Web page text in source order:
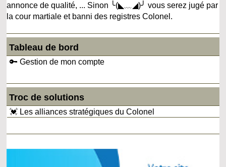
annonce de qualité, ... Sinon ╰(◣﹏◢)╯ vous serez jugé par
la cour martiale et banni des registres Colonel.
Tableau de bord
🔑 Gestion de mon compte
Troc de solutions
💓 Les alliances stratégiques du Colonel